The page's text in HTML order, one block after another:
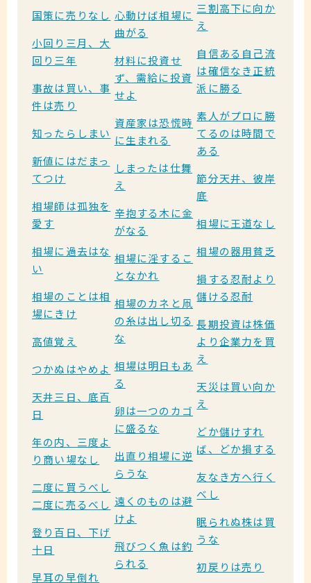
国策に売りなし
小回り三月、大
回り三年
事故は買い、事
件は売り
知ったらしまい
新値にはだまっ
てつけ
相場師は孤独を
愛す
相場に過去はな
い
相場のことは相
場にきけ
高値覚え
つかぬはやめよ
天井三日、底百
日
年の内、三度よ
り商い場なし
二度に買うべし
二度に売るべし
登り百日、下げ
十日
早耳の早倒れ
心動けば相場に
曲がる
材料に投資せ
ず、需給に投資
せよ
資産家は恐慌時
に生まれる
しまったは仕舞
え
辛抱する木に金
がなる
相場に淫するこ
となかれ
相場のカネと凧
の糸は出し切る
な
相場は明日もあ
る
卵は一つのカゴ
に盛るな
出直り相場に逆
らうな
遠くのものは避
けよ
飛びつく魚は釣
られる
三割高下に向か
え
自信ある自己流
は確信なき正統
派に勝る
素人がプロに勝
てるのは時間で
ある
節分天井、彼岸
底
相場に王道なし
相場の器用貧乏
損する忍耐より
儲ける忍耐
長期投資は株価
より企業力を買
え
天災は買い向か
え
どか儲けすれ
ば、どか損する
友なき方へ行く
べし
眠られぬ株は買
うな
初戻りは売り